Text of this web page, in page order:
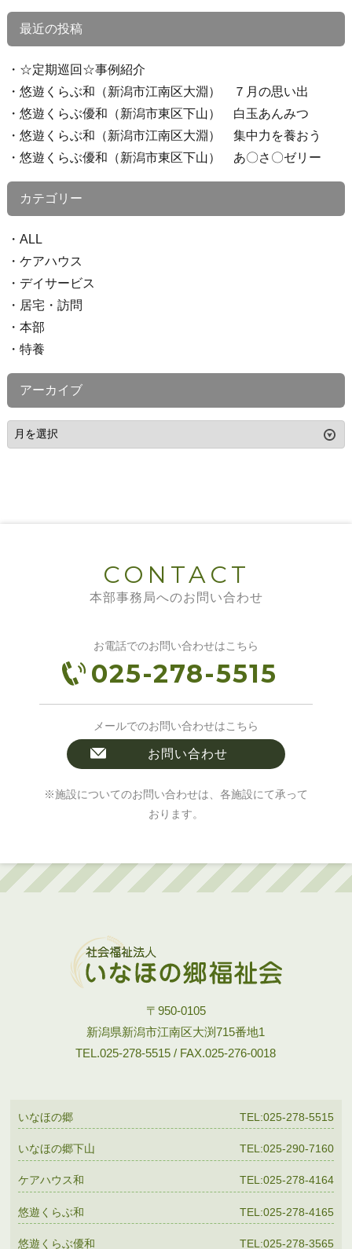
最近の投稿
☆定期巡回☆事例紹介
悠遊くらぶ和（新潟市江南区大淵） ７月の思い出
悠遊くらぶ優和（新潟市東区下山） 白玉あんみつ
悠遊くらぶ和（新潟市江南区大淵） 集中力を養おう
悠遊くらぶ優和（新潟市東区下山） あ〇さ〇ゼリー
カテゴリー
ALL
ケアハウス
デイサービス
居宅・訪問
本部
特養
アーカイブ
CONTACT
本部事務局へのお問い合わせ
お電話でのお問い合わせはこちら
025-278-5515
メールでのお問い合わせはこちら
お問い合わせ
※施設についてのお問い合わせは、各施設にて承って
おります。
〒950-0105
新潟県新潟市江南区大渕715番地1
TEL.025-278-5515 / FAX.025-276-0018
いなほの郷 TEL:025-278-5515
いなほの郷下山 TEL:025-290-7160
ケアハウス和 TEL:025-278-4164
悠遊くらぶ和 TEL:025-278-4165
悠遊くらぶ優和 TEL:025-278-3565